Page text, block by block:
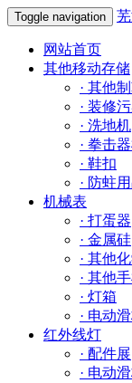
Toggle navigation
网站首页
其他移动存储
· 其他
· 装修
· 洗地机
· 拳击
· 鞋扣
· 防蛀
机械表
· 打蛋器
· 金属硅
· 其他
· 其他
· 灯箱
· 电动
红外线灯
· 配件展
· 电动